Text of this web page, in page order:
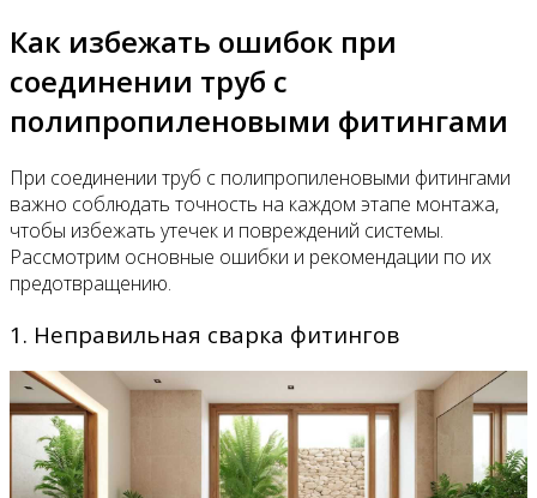
Как избежать ошибок при
соединении труб с
полипропиленовыми фитингами
При соединении труб с полипропиленовыми фитингами
важно соблюдать точность на каждом этапе монтажа,
чтобы избежать утечек и повреждений системы.
Рассмотрим основные ошибки и рекомендации по их
предотвращению.
1. Неправильная сварка фитингов